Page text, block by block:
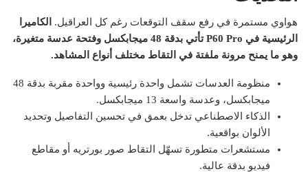
هواوي مستمرة في رفع سقف التوقعات رغم كل العراقيل.
الكاميرا
الرئيسية في P60 Pro تأتي بدقة 48 ميجابكسل وفتحة عدسة متغيرة،
وهو ما يمنح مرونة ملفتة في التقاط مختلف أنواع المشاهد.
منظومة العدسات تشمل واحدة رئيسية وواحدة مقربة بدقة 48
ميجابكسل، وعدسة واسعة 13 ميجابكسل.
الذكاء الاصطناعي تدخل بعمق في تحسين التفاصيل وتحديد
الألوان بواقعية.
مستشعرات متطورة تسهّل التقاط صور بورتريه أو مقاطع
فيديو بدقة عالية.